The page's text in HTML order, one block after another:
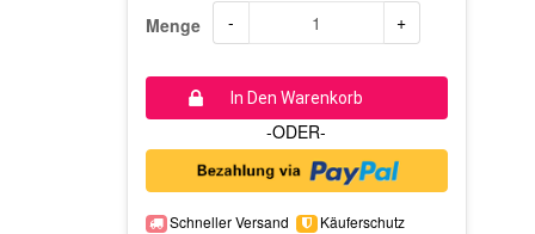
Menge - +
In Den Warenkorb
-ODER-
Schneller Versand
Käuferschutz